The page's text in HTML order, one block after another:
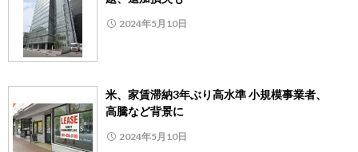
2024年5月10日
米、家賃滞納3年ぶり高水準 小規模事業者、
高騰など背景に
2024年5月10日